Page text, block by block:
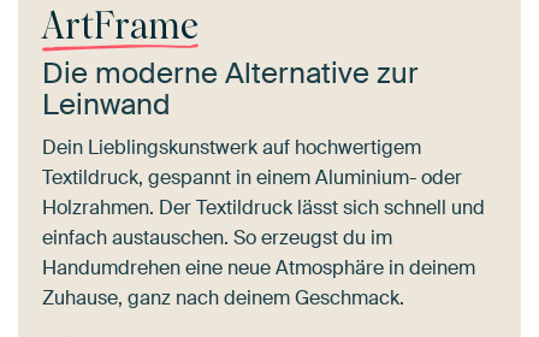
ArtFrame
Die moderne Alternative zur
Leinwand
Dein Lieblingskunstwerk auf hochwertigem
Textildruck, gespannt in einem Aluminium- oder
Holzrahmen. Der Textildruck lässt sich schnell und
einfach austauschen. So erzeugst du im
Handumdrehen eine neue Atmosphäre in deinem
Zuhause, ganz nach deinem Geschmack.